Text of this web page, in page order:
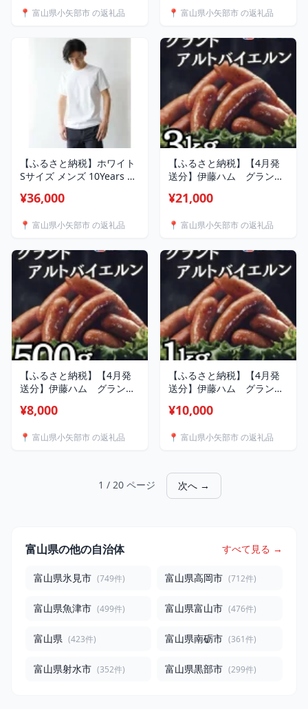
📍 富山県小矢部市 の返礼品 📍 富山県小矢部市 の返礼品
【ふるさと納税】ホワイト
Sサイズ メンズ 10Years 26
クルーネックTシャツ
¥36,000
📍 富山県小矢部市 の返礼品
【ふるさと納税】【4月発
送分】伊藤ハム グランド
パック 計3kg【配送不可
¥21,000
📍 富山県小矢部市 の返礼品
【ふるさと納税】【4月発
送分】伊藤ハム グランド
パック【配送不可地域：離
¥8,000
📍 富山県小矢部市 の返礼品
【ふるさと納税】【4月発
送分】伊藤ハム グランド
パック 計1kg【配送不可
¥10,000
📍 富山県小矢部市 の返礼品
1 / 20 ページ 次へ →
富山県の他の自治体 すべて見る →
富山県氷見市 (749件) 富山県高岡市 (712件)
富山県魚津市 (499件) 富山県富山市 (476件)
富山県 (423件) 富山県南砺市 (361件)
富山県射水市 (352件) 富山県黒部市 (299件)